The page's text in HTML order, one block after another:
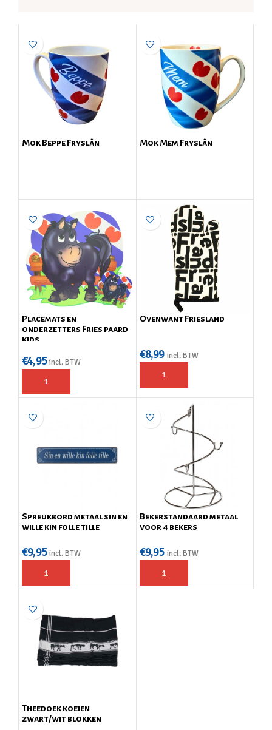
Mok Beppe Fryslân Mok Mem Fryslân
Placemats en
onderzetters Fries paard
kids
€4,95 incl. BTW
Ovenwant Friesland
€8,99 incl. BTW
Spreukbord metaal sin en
wille kin folle tille
€9,95 incl. BTW
Bekerstandaard metaal
voor 4 bekers
€9,95 incl. BTW
Theedoek koeien
zwart/wit blokken